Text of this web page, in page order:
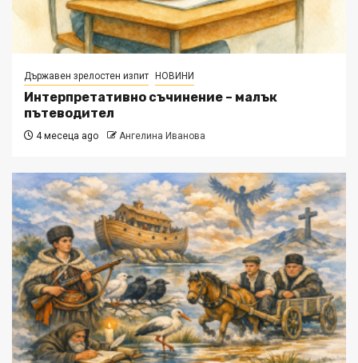
Държавен зрелостен изпит НОВИНИ
Интерпретативно съчинение – малък
пътеводител
4 месеца ago Ангелина Иванова